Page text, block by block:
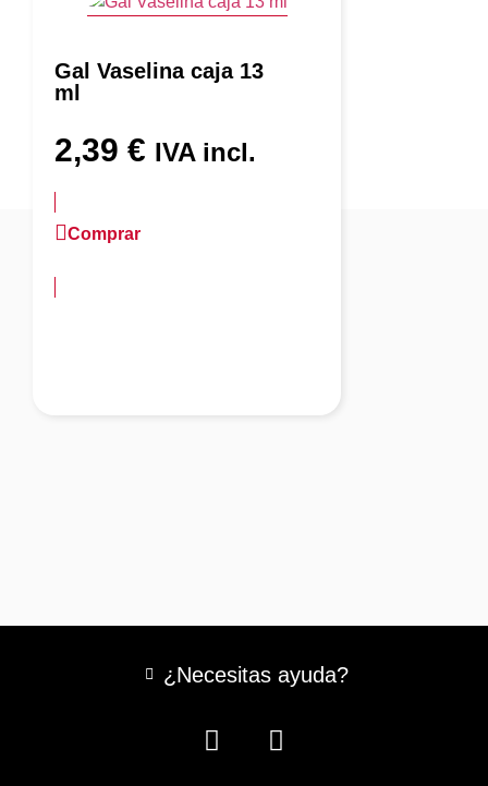
Gal Vaselina caja 13
ml
2,39 € IVA incl.
Comprar
¿Necesitas ayuda?